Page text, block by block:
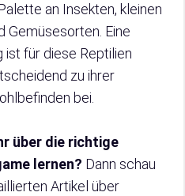
an Insekten, kleinen
Gemüsesorten. Eine
ist für diese Reptilien
zu ihrer
bei.
über die richtige
lernen? Dann schau
Artikel über